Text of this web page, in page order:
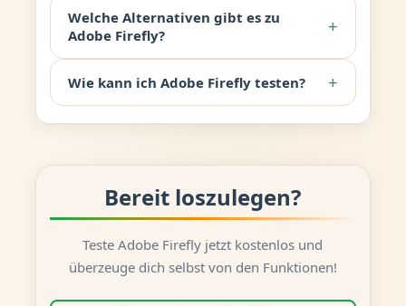
Welche Alternativen gibt es zu
Adobe Firefly?
+
Wie kann ich Adobe Firefly testen? +
Bereit loszulegen?
Teste Adobe Firefly jetzt kostenlos und
überzeuge dich selbst von den Funktionen!